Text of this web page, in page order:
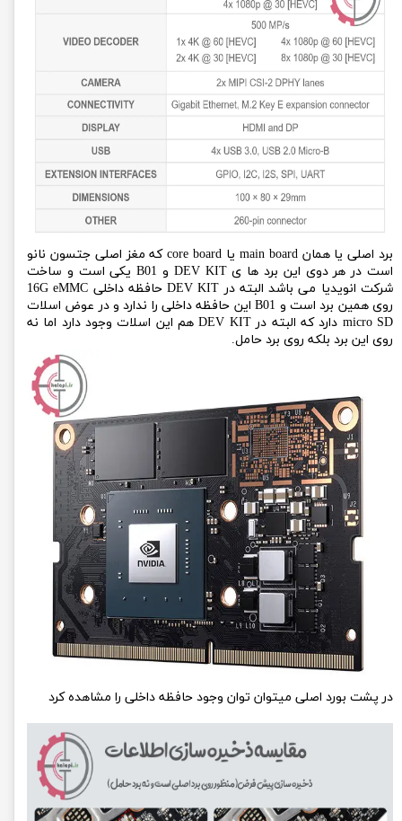
برد اصلی یا همان main board یا core board که مغز اصلی جتسون نانو
است در هر دوی این برد ها ی DEV KIT و B01 یکی است و ساخت
شرکت انویدیا می باشد البته در DEV KIT حافظه داخلی 16G eMMC
روی همین برد است و B01 این حافظه داخلی را ندارد و در عوض اسلات
micro SD دارد که البته در DEV KIT هم این اسلات وجود دارد اما نه
روی این برد بلکه روی برد حامل.
در پشت بورد اصلی میتوان توان وجود حافظه داخلی را مشاهده کرد